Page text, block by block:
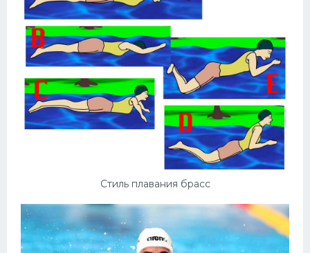
Стиль плавания брасс